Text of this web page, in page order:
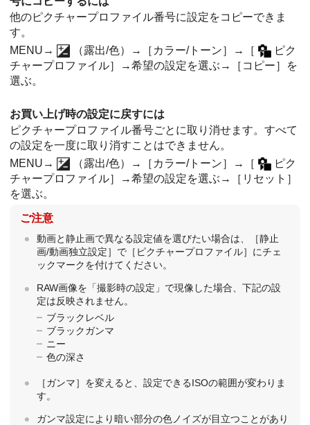
他のピクチャープロファイル番号に設定をコピーできま
す。
MENU → （露出/色）→ ［カラー/トーン］ → ［
ピク
チャープロファイル］
→希望の設定を選ぶ→ ［コピー］
を
選ぶ。
お買い上げ時の設定に戻すには
ピクチャープロファイル番号ごとに取り消せます。すべて
の設定を一度に取り消すことはできません。
MENU → （露出/色）→ ［カラー/トーン］ → ［
ピク
チャープロファイル］
→希望の設定を選ぶ→
［リセット］
を選ぶ。
ご注意
動画と静止画で異なる設定値を選びたい場合は、
［静止
画/動画独立設定］ で［ピクチャープロファイル］ にチェ
ックマークを付けてください。
RAW画像を「撮影時の設定」で現像した場合、下記の設
定は反映されません。
ブラックレベル
ブラックガンマ
ニー
色の深さ
［ガンマ］ を変えると、設定できるISOの範囲が変わりま
す。
ガンマ設定により暗い部分の色ノイズが目立つことがあり